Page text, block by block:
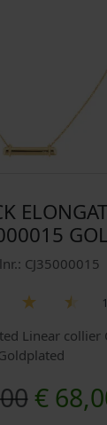
CJ35000015
Linear collier
O
€